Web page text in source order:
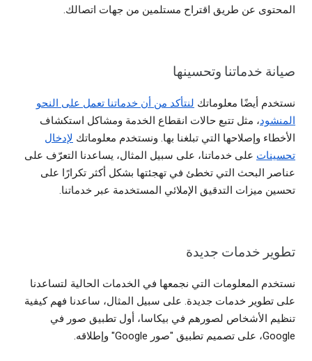
المحتوى عن طريق اقتراح مستلمين من جهات اتصالك.
صيانة خدماتنا وتحسينها
نستخدم أيضًا معلوماتك لنتأكد من أن خدماتنا تعمل على النحو
المنشود، مثل تتبع حالات انقطاع الخدمة ومشاكل استكشاف
الأخطاء وإصلاحها التي تبلغنا بها. ونستخدم معلوماتك لإدخال
تحسينات على خدماتنا، على سبيل المثال، يساعدنا التعرّف على
عناصر البحث التي تخطئ في تهجئتها بشكل أكثر تكرارًا على
تحسين ميزات التدقيق الإملائي المستخدمة عبر خدماتنا.
تطوير خدمات جديدة
نستخدم المعلومات التي نجمعها في الخدمات الحالية لتساعدنا
على تطوير خدمات جديدة. على سبيل المثال، ساعدنا فهم كيفية
تنظيم الأشخاص لصورهم في بيكاسا، أول تطبيق صور في
Google، على تصميم تطبيق "صور Google" وإطلاقه.